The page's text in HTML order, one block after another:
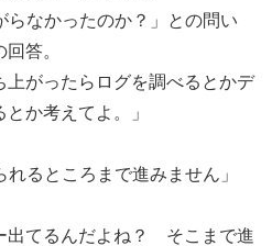
らなかったのか？」との問い
答。
上がったらログを調べるとかデ
か考えてよ。」
れるところまで進みません」
出てるんだよね？ そこまで進